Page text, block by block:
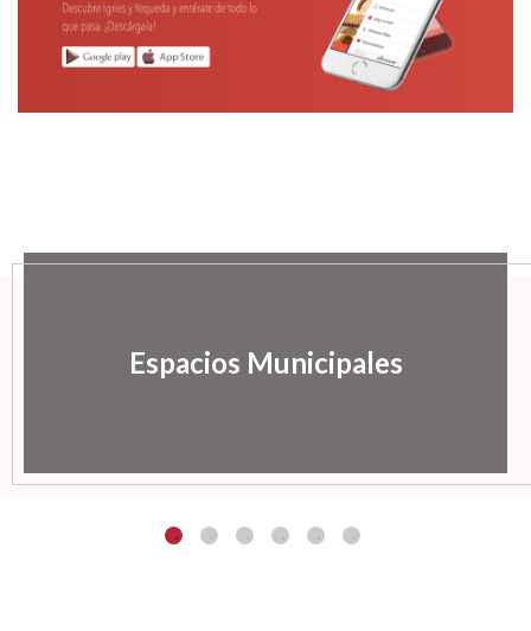
Espacios Municipales